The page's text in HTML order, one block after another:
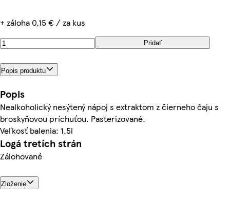
+ záloha 0,15 € / za kus
Pridať
Popis produktu
Popis
Nealkoholický nesýtený nápoj s extraktom z čierneho čaju s
broskyňovou príchuťou. Pasterizované.
Veľkosť balenia: 1.5l
Logá tretích strán
Zálohované
Zloženie